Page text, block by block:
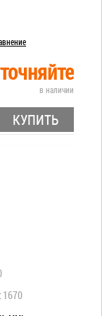
в наличии
КУПИТЬ
1670